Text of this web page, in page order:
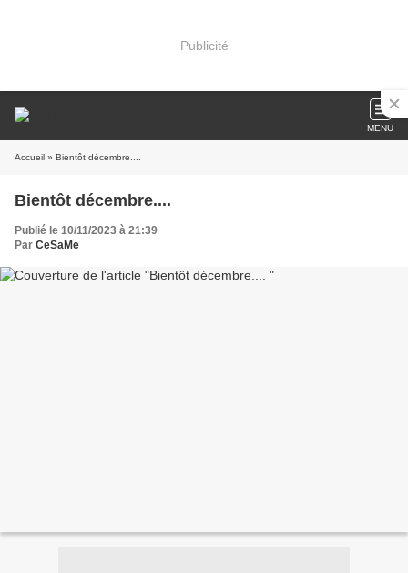
Publicité
MENU
Accueil » Bientôt décembre....
Bientôt décembre....
Publié le 10/11/2023 à 21:39
Par CeSaMe